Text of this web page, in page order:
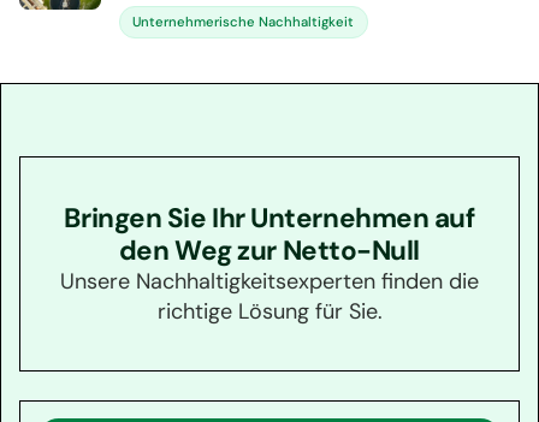
Unternehmerische Nachhaltigkeit
Bringen Sie Ihr Unternehmen auf
den Weg zur Netto-Null
Unsere Nachhaltigkeitsexperten finden die
richtige Lösung für Sie.